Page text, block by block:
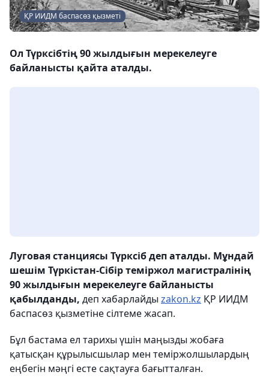
ҚР ИИДМ баспасөз қызметі
Ол Түрксібтің 90 жылдығын мерекелеуге
байланысты қайта аталды.
Луговая станциясы Түрксіб деп аталды. Мұндай
шешім Түркістан-Сібір теміржол магистралінің
90 жылдығын мерекелеуге байланысты
қабылданды, деп хабарлайды zakon.kz ҚР ИИДМ
баспасөз қызметіне сілтеме жасап.
Бұл бастама ел тарихы үшін маңызды жобаға
қатысқан құрылысшылар мен теміржолшылардың
еңбегін мәңгі есте сақтауға бағытталған.